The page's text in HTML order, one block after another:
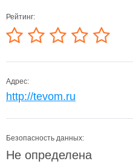
Рейтинг:
Адрес:
http://tevom.ru
Безопасность данных:
Не определена